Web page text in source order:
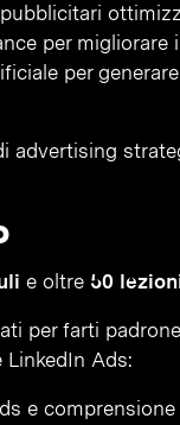
per migliorare
per
advertising
e oltre 50
per farti
Ads:
e comprensione